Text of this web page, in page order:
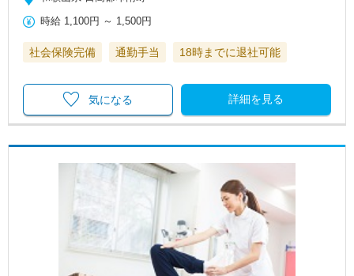
時給 1,100円 ～ 1,500円
社会保険完備 通勤手当 18時までに退社可能
詳細を見る
気になる